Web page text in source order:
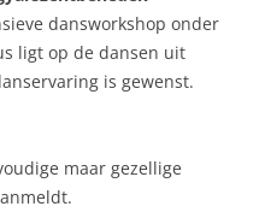
dansworkshop onder
ligt op de dansen uit
is gewenst.
maar gezellige